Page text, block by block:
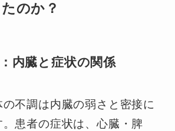
のか？
内臓と症状の関係
不調は内臓の弱さと密接に
患者の症状は、心臓・脾